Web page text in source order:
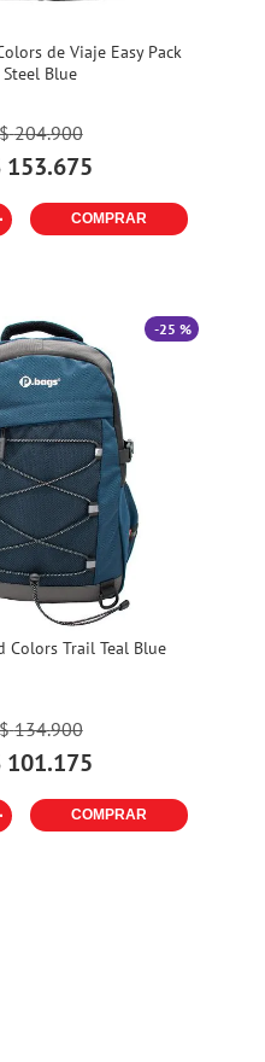
de Viaje Easy Pack
Steel Blue
204.900
153.675
COMPRAR
-25 %
Colors Trail Teal Blue
134.900
101.175
COMPRAR